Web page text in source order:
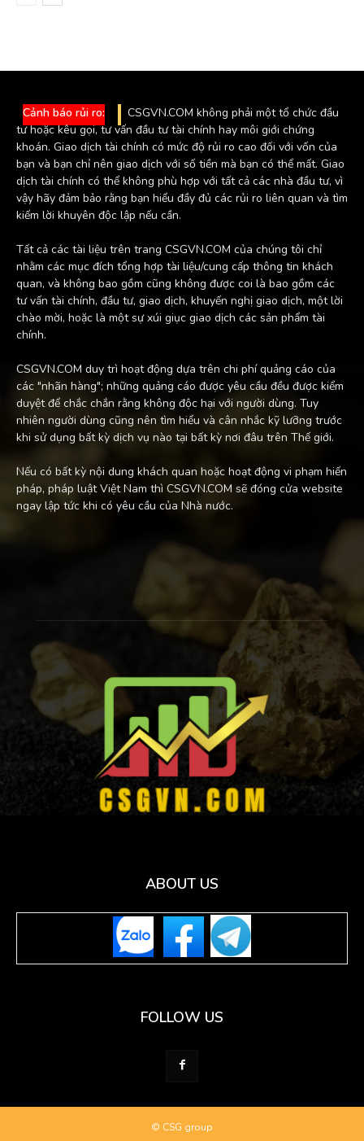
Cảnh báo rủi ro:
CSGVN.COM không phải một tổ chức đầu
tư hoặc kêu gọi, tư vấn đầu tư tài chính hay môi giới chứng
khoán. Giao dịch tài chính có mức độ rủi ro cao đối với vốn của
bạn và bạn chỉ nên giao dịch với số tiền mà bạn có thể mất. Giao
dịch tài chính có thể không phù hợp với tất cả các nhà đầu tư, vì
vậy hãy đảm bảo rằng bạn hiểu đầy đủ các rủi ro liên quan và tìm
kiếm lời khuyên độc lập nếu cần.
Tất cả các tài liệu trên trang CSGVN.COM của chúng tôi chỉ
nhằm các mục đích tổng hợp tài liệu/cung cấp thông tin khách
quan, và không bao gồm cũng không được coi là bao gồm các
tư vấn tài chính, đầu tư, giao dịch, khuyến nghị giao dịch, một lời
chào mời, hoặc là một sự xúi giục giao dịch các sản phẩm tài
chính.
CSGVN.COM duy trì hoạt động dựa trên chi phí quảng cáo của
các "nhãn hàng"; những quảng cáo được yêu cầu đều được kiểm
duyệt để chắc chắn rằng không độc hại với người dùng. Tuy
nhiên người dùng cũng nên tìm hiểu và cân nhắc kỹ lưỡng trước
khi sử dụng bất kỳ dịch vụ nào tại bất kỳ nơi đâu trên Thế giới.
Nếu có bất kỳ nội dung khách quan hoặc hoạt động vi phạm hiến
pháp, pháp luật Việt Nam thì CSGVN.COM sẽ đóng cửa website
ngay lập tức khi có yêu cầu của Nhà nước.
ABOUT US
FOLLOW US
© CSG group